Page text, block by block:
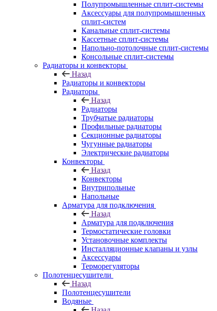
Полупромышленные сплит-системы
Аксессуары для полупромышленных
сплит-систем
Канальные сплит-системы
Кассетные сплит-системы
Напольно-потолочные сплит-системы
Консольные сплит-системы
Радиаторы и конвекторы
Назад
Радиаторы и конвекторы
Радиаторы
Назад
Радиаторы
Трубчатые радиаторы
Профильные радиаторы
Секционные радиаторы
Чугунные радиаторы
Электрические радиаторы
Конвекторы
Назад
Конвекторы
Внутрипольные
Напольные
Арматура для подключения
Назад
Арматура для подключения
Термостатические головки
Установочные комплекты
Инсталляционные клапаны и узлы
Аксессуары
Терморегуляторы
Полотенцесушители
Назад
Полотенцесушители
Водяные